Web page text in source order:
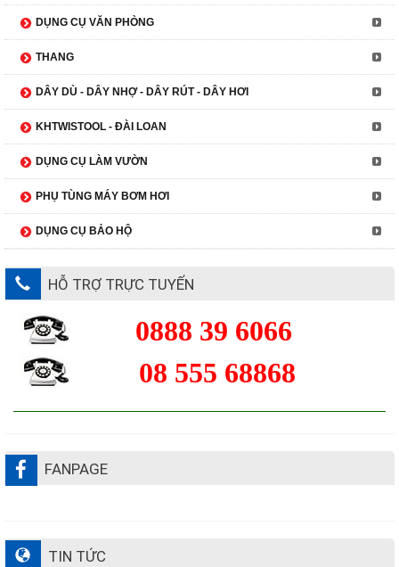
DỤNG CỤ VĂN PHÒNG
THANG
DÂY DÙ - DÂY NHỢ - DÂY RÚT - DÂY HƠI
KHTWISTOOL - ĐÀI LOAN
DỤNG CỤ LÀM VƯỜN
PHỤ TÙNG MÁY BƠM HƠI
DỤNG CỤ BẢO HỘ
HỖ TRỢ TRỰC TUYẾN
0888 39 6066
08 555 68868
FANPAGE
TIN TỨC